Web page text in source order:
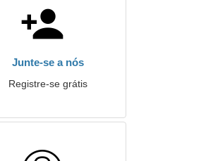
Junte-se a nós
Registre-se grátis